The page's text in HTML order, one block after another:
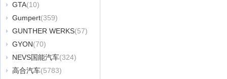
GTA(10)
Gumpert(359)
GUNTHER WERKS(57)
GYON(70)
NEVS国能汽车(324)
高合汽车(5783)